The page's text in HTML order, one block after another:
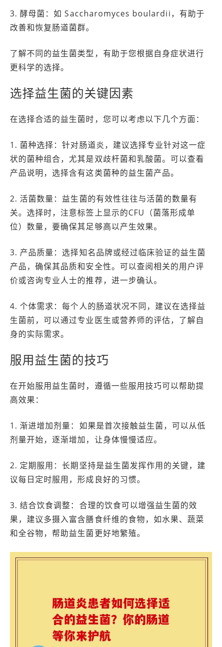
3. 酵母菌：如 Saccharomyces boulardii，有助于
改善和恢复肠道菌群。
了解不同的益生菌类型，有助于您根据自身症状进行
更科学的选择。
选择益生菌的关键因素
在选择合适的益生菌时，您可以考虑以下几个方面：
1. 菌种选择：针对肠道炎，建议选择专业针对这一症
状的菌种组合，尤其是双歧杆菌和乳酸菌。可以查看
产品说明，选择含有这类菌种的益生菌产品。
2. 活菌数量：益生菌的有效性往往与活菌的数量有
关。选择时，注意标签上显示的CFU（菌落形成单
位）数量，要确保其足够高以产生效果。
3. 产品质量：选择知名品牌或经过临床验证的益生菌
产品，确保其品质和安全性。可以查阅相关的用户评
价或咨询专业人士的推荐，进一步确认。
4. 个体需求：每个人的肠道状况不同，建议在选择益
生菌前，可以通过专业医生或营养师的评估，了解自
身的实际需求。
服用益生菌的技巧
在开始服用益生菌时，遵循一些服用技巧可以帮助提
高效果：
1. 渐进增加剂量：如果是首次接触益生菌，可以从低
剂量开始，逐渐增加，让身体慢慢适应。
2. 定期服用：长期坚持是益生菌发挥作用的关键，建
议每日定时服用，形成良好的习惯。
3. 结合饮食调整：合理的饮食可以增强益生菌的效
果，建议多摄入富含膳食纤维的食物，如水果、蔬菜
和全谷物，帮助益生菌更好地繁殖。